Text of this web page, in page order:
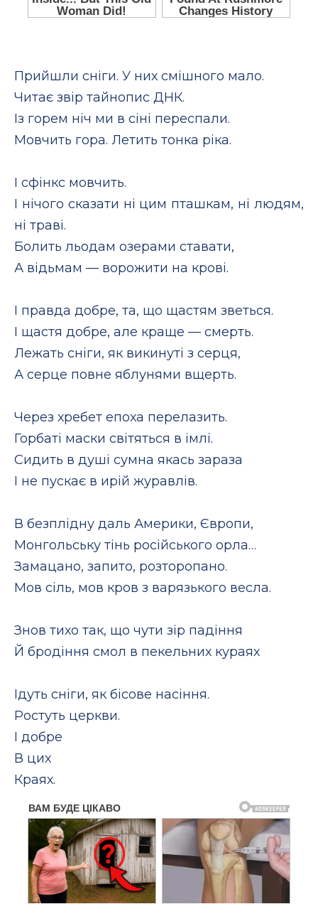
Прийшли сніги. У них смішного мало.
Читає звір тайнопис ДНК.
Із горем ніч ми в сіні переспали.
Мовчить гора. Летить тонка ріка.
І сфінкс мовчить.
І нічого сказати ні цим пташкам, ні людям,
ні траві.
Болить льодам озерами ставати,
А відьмам — ворожити на крові.
І правда добре, та, що щастям зветься.
І щастя добре, але краще — смерть.
Лежать сніги, як викинуті з серця,
А серце повне яблунями вщерть.
Через хребет епоха перелазить.
Горбаті маски світяться в імлі.
Сидить в душі сумна якась зараза
І не пускає в ирій журавлів.
В безплідну даль Америки, Європи,
Монгольську тінь російського орла…
Замацано, запито, розторопано.
Мов сіль, мов кров з варязького весла.
Знов тихо так, що чути зір падіння
Й бродіння смол в пекельних кураях
Ідуть сніги, як бісове насіння.
Ростуть церкви.
І добре
В цих
Краях.